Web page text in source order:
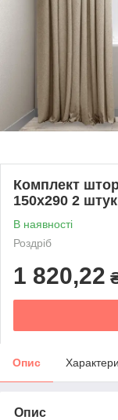
Комплект
150x290 2
В наявності
Роздріб
1 820,22
Опис
Опис